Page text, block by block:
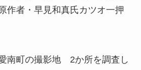
者・早見和真氏カツオ一押
南町の撮影地 2か所を調査し